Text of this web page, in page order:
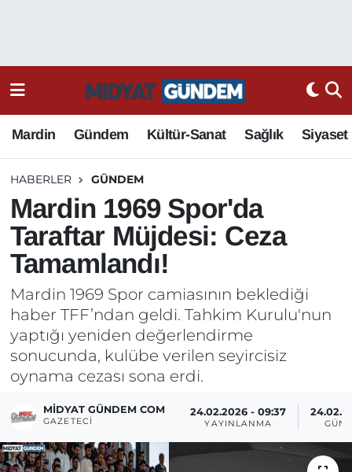
Mardin Gündem Kültür-Sanat Sağlık Siyaset
HABERLER GÜNDEM
Mardin 1969 Spor'da
Taraftar Müjdesi: Ceza
Tamamlandı!
Mardin 1969 Spor camiasının beklediği
haber TFF’ndan geldi. Tahkim Kurulu'nun
yaptığı yeniden değerlendirme
sonucunda, kulübe verilen seyircisiz
oynama cezası sona erdi.
MIDYAT GÜNDEM COM
GAZETECI
24.02.2026 - 09:37
YAYINLANMA